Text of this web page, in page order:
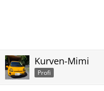
Kurven-Mimi
Profi